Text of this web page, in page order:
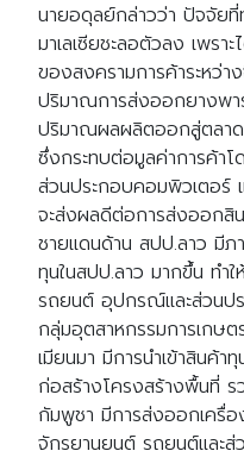
นายอดุลย์กล่าวว่า ปัจจัยที่
มาเลเซียชะลอตัวลง เพรา
ของสงครามการค้าระหว่า
ปริมาณการส่งออกยางพ
ปริมาณผลผลิตออกสู่ตลา
ซึ่งกระทบต่อมูลค่าการค้าโ
ส่วนประกอบคอมพิวเตอร์
จะส่งผลดีต่อการส่งออกสิ
ชายแดนด้าน สปป.ลาว มีภ
ทุนในสปป.ลาว มากขึ้น ทำ
รถยนต์ อุปกรณ์และส่วนปร
กลุ่มอุตสาหกรรมการเกษ
เมียนมา มีการนำเข้าสินค้า
ก่อสร้างโครงสร้างพื้นที่
กัมพูชา มีการส่งออกเครื่
จักรยานยนต์ รถยนต์และส่